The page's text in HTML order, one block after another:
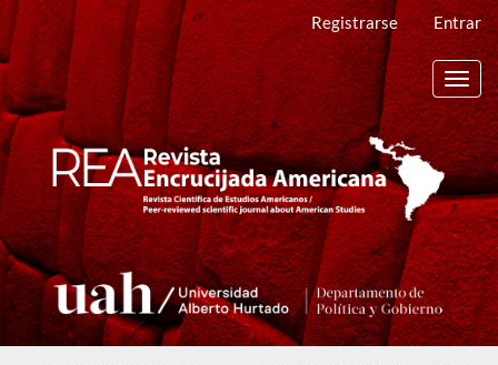
Navegación
principal
Contenido
principal
Barra
lateral
Registrarse Entrar